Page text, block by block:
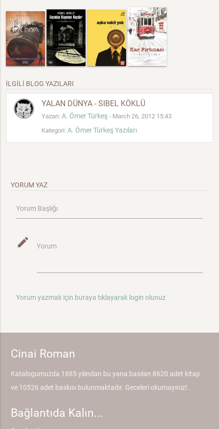
İLGİLİ BLOG YAZILARI
YALAN DÜNYA - SIBEL KÖKLÜ
Yazan: A. Ömer Türkeş - March 26, 2012 15:43
Kategori: A. Ömer Türkeş Yazıları
YORUM YAZ
Yorum Başlığı
mode_edit Yorum
Yorum yazmak için buraya tıklayarak login olunuz
Cinai Roman
Katalogumuzda 1885 yılından bu yana basılan 8620 adet kitap
ve 10526 adet baskısı bulunmaktadır. Geceleri okumayınız!..
Bağlantıda Kalın...